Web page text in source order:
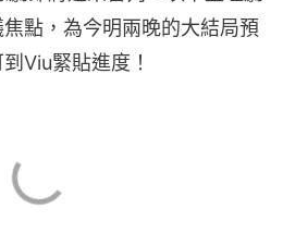
點，為今明兩晚的大結局預
Viu緊貼進度！